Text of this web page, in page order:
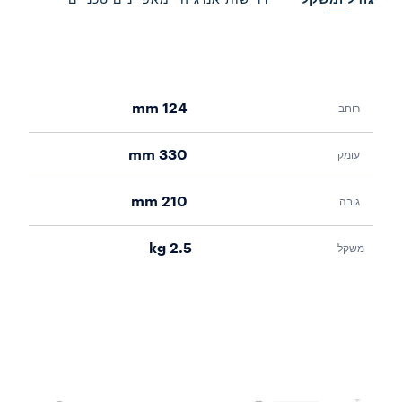
רוחב 124 mm
עומק 330 mm
גובה 210 mm
משקל 2.5 kg